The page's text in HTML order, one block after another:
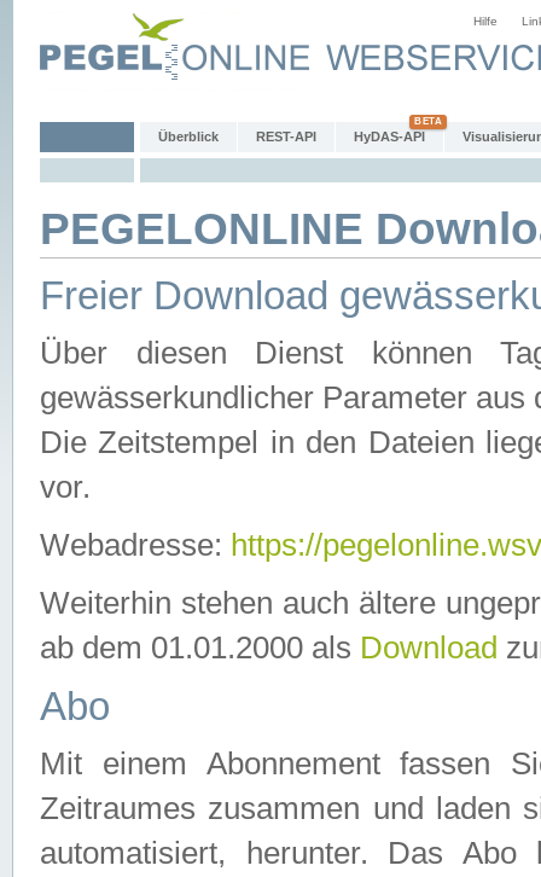
Hilfe
Überblick REST-API HyDAS-API
PEGELONLINE
Freier Download
Über diesen Dienst können
gewässerkundlicher Parameter aus
Die Zeitstempel in den Dateien
vor.
Webadresse: https://
Weiterhin stehen auch ältere
ab dem 01.01.2000 als Download
Abo
Mit einem Abonnement fassen
Zeitraumes zusammen und laden
automatisiert, herunter. Das